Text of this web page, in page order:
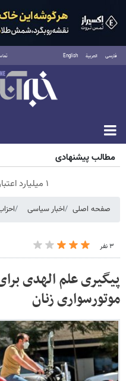
فارسی العربية English
جمعه ۱۶ مرداد ۱۴۰۵
مطالب پیشنهادی
۱ میلیارد اعتبار خرید طلا | بدون ضامن و چک
صفحه اصلی اخبار سیاسی
۳ نفر
پیگیری علم الهدی
موتورسواری زنان